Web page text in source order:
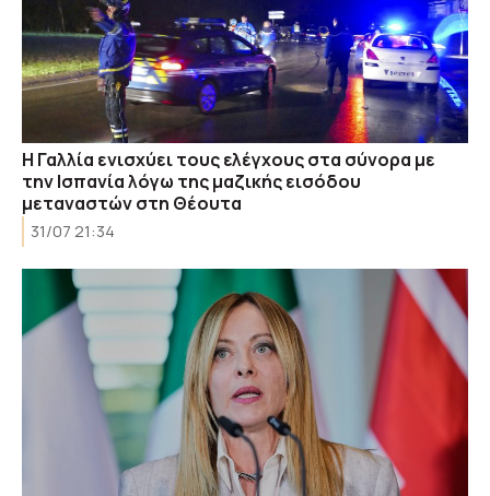
Η Γαλλία ενισχύει τους ελέγχους στα σύνορα με
την Ισπανία λόγω της μαζικής εισόδου
μεταναστών στη Θέουτα
31/07 21:34